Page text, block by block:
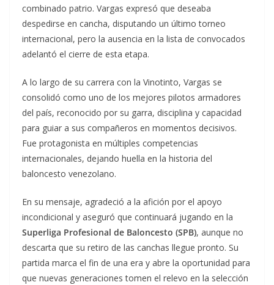
combinado patrio. Vargas expresó que deseaba
despedirse en cancha, disputando un último torneo
internacional, pero la ausencia en la lista de convocados
adelantó el cierre de esta etapa.
A lo largo de su carrera con la Vinotinto, Vargas se
consolidó como uno de los mejores pilotos armadores
del país, reconocido por su garra, disciplina y capacidad
para guiar a sus compañeros en momentos decisivos.
Fue protagonista en múltiples competencias
internacionales, dejando huella en la historia del
baloncesto venezolano.
En su mensaje, agradeció a la afición por el apoyo
incondicional y aseguró que continuará jugando en la
Superliga Profesional de Baloncesto (SPB), aunque no
descarta que su retiro de las canchas llegue pronto. Su
partida marca el fin de una era y abre la oportunidad para
que nuevas generaciones tomen el relevo en la selección